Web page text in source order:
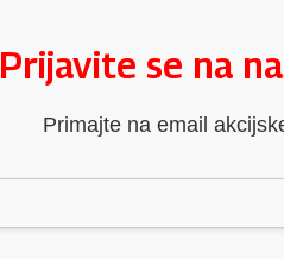
Prijavite se na
Primajte na email